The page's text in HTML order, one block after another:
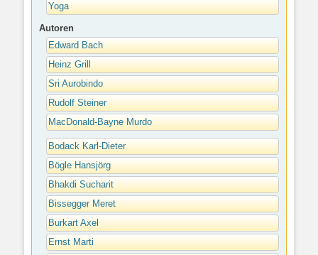
Yoga
Autoren
Edward Bach
Heinz Grill
Sri Aurobindo
Rudolf Steiner
MacDonald-Bayne Murdo
Bodack Karl-Dieter
Bögle Hansjörg
Bhakdi Sucharit
Bissegger Meret
Burkart Axel
Ernst Marti